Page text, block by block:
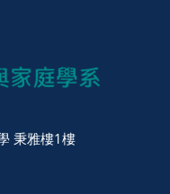
秉雅樓1樓